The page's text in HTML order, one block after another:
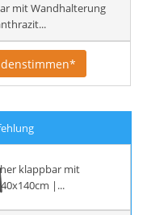
mit Wandhalterung